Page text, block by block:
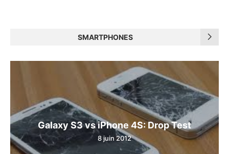
SMARTPHONES
Galaxy S3 vs iPhone 4S: Drop Test
8 juin 2012